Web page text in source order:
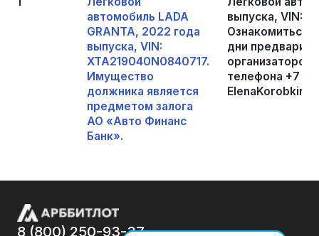
автомобиль LADA
GRANTA, 2022 года
выпуска, VIN:
XTA219040N0840717.
Имущество
должника является
предметом залога
АО «Авто Финанс
Банк».
выпуска, VIN:
Ознакомиться
дни
организатором
телефона +7
8 (800) 250-93-37